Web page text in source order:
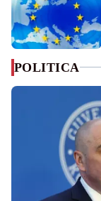
POLITICA